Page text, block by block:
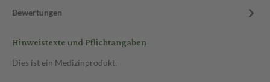
Bewertungen
Hinweistexte und Pflichtangaben
Dies ist ein Medizinprodukt.